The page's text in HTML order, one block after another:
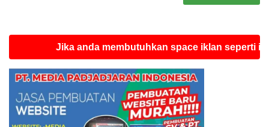
Jika anda membutuhkan space iklan seperti ini